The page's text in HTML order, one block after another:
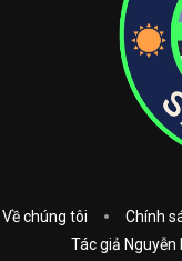
Về chúng tôi Chính
Tác giả Nguyễn